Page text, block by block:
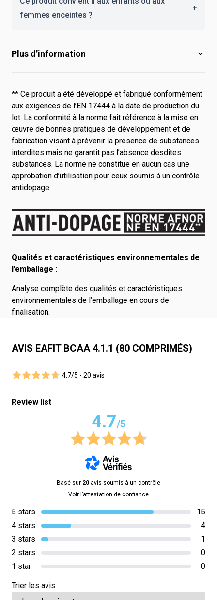
femmes enceintes ?
+
Plus d’information
** Ce produit a été développé et fabriqué conformément
aux exigences de l’EN 17444 à la date de production du
lot. La conformité à la norme fait référence à la mise en
œuvre de bonnes pratiques de développement et de
fabrication visant à prévenir la présence de substances
interdites mais ne garantit pas l’absence desdites
substances. La norme ne constitue en aucun cas une
approbation d’utilisation pour ceux soumis à un contrôle
antidopage.
Qualités et caractéristiques environnementales de
l’emballage :
Analyse complète des qualités et caractéristiques
environnementales de l’emballage en cours de
finalisation.
AVIS EAFIT BCAA 4.1.1 (80 COMPRIMÉS)
4.7/5 - 20 avis
Review list
4.7/5
Basé sur 20 avis soumis à un contrôle
Voir l’attestation de confiance
5 stars
15
4 stars
4
3 stars
1
2 stars
0
1 star
0
Trier les avis